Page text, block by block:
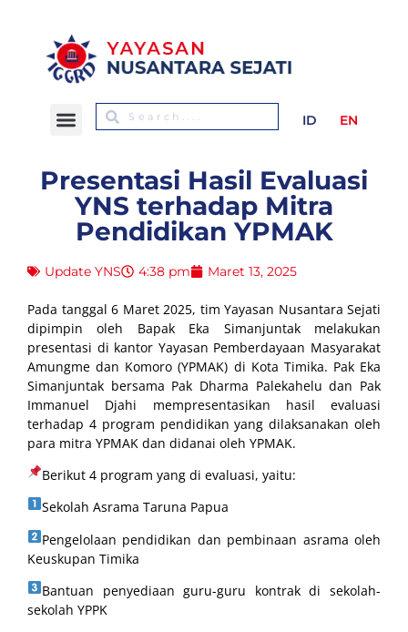
ID EN
Presentasi Hasil Evaluasi
YNS terhadap Mitra
Pendidikan YPMAK
Update YNS 4:38 pm Maret 13, 2025
Pada tanggal 6 Maret 2025, tim Yayasan Nusantara Sejati
dipimpin oleh Bapak Eka Simanjuntak melakukan
presentasi di kantor Yayasan Pemberdayaan Masyarakat
Amungme dan Komoro (YPMAK) di Kota Timika. Pak Eka
Simanjuntak bersama Pak Dharma Palekahelu dan Pak
Immanuel Djahi mempresentasikan hasil evaluasi
terhadap 4 program pendidikan yang dilaksanakan oleh
para mitra YPMAK dan didanai oleh YPMAK.
Berikut 4 program yang di evaluasi, yaitu:
Sekolah Asrama Taruna Papua
Pengelolaan pendidikan dan pembinaan asrama oleh
Keuskupan Timika
Bantuan penyediaan guru-guru kontrak di sekolah-
sekolah YPPK